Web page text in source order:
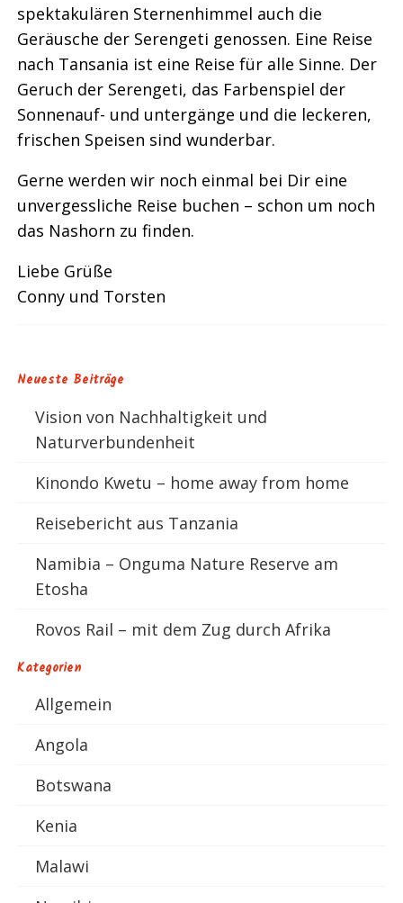
spektakulären Sternenhimmel auch die
Geräusche der Serengeti genossen. Eine Reise
nach Tansania ist eine Reise für alle Sinne. Der
Geruch der Serengeti, das Farbenspiel der
Sonnenauf- und untergänge und die leckeren,
frischen Speisen sind wunderbar.
Gerne werden wir noch einmal bei Dir eine
unvergessliche Reise buchen – schon um noch
das Nashorn zu finden.
Liebe Grüße
Conny und Torsten
Neueste Beiträge
Vision von Nachhaltigkeit und
Naturverbundenheit
Kinondo Kwetu – home away from home
Reisebericht aus Tanzania
Namibia – Onguma Nature Reserve am
Etosha
Rovos Rail – mit dem Zug durch Afrika
Kategorien
Allgemein
Angola
Botswana
Kenia
Malawi